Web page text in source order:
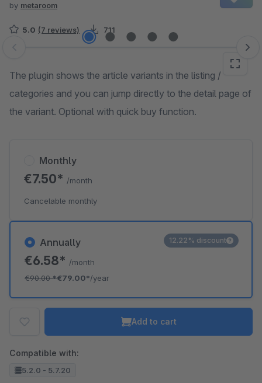
by metaroom
5.0 (7 reviews) 711
Skip image gallery
The plugin shows the article variants in the listing /
categories and you can jump directly to the detail page of
the variant. Optional with quick buy function.
Annually
€6.58* /month
€90.00*€79.00*/year
12.22% discount
Monthly
€7.50* /month
Cancelable monthly
Add to cart
Compatible with:
5.2.0 - 5.7.20